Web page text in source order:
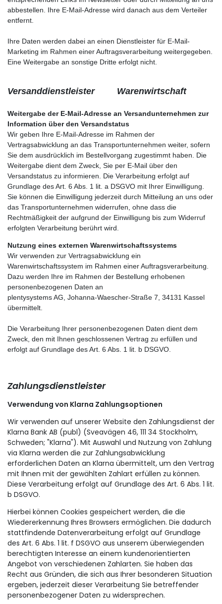
abbestellen. Ihre E-Mail-Adresse wird danach aus dem Verteiler
entfernt.
Ihre Daten werden dabei an einen Dienstleister für E-Mail-
Marketing im Rahmen einer Auftragsverarbeitung weitergegeben.
Eine Weitergabe an sonstige Dritte erfolgt nicht.
Versanddienstleister Warenwirtschaft
Weitergabe der E-Mail-Adresse an Versandunternehmen zur
Information über den Versandstatus
Wir geben Ihre E-Mail-Adresse im Rahmen der
Vertragsabwicklung an das Transportunternehmen weiter, sofern
Sie dem ausdrücklich im Bestellvorgang zugestimmt haben. Die
Weitergabe dient dem Zweck, Sie per E-Mail über den
Versandstatus zu informieren. Die Verarbeitung erfolgt auf
Grundlage des Art. 6 Abs. 1 lit. a DSGVO mit Ihrer Einwilligung.
Sie können die Einwilligung jederzeit durch Mitteilung an uns oder
das Transportunternehmen widerrufen, ohne dass die
Rechtmäßigkeit der aufgrund der Einwilligung bis zum Widerruf
erfolgten Verarbeitung berührt wird.
Nutzung eines externen Warenwirtschaftssystems
Wir verwenden zur Vertragsabwicklung ein
Warenwirtschaftssystem im Rahmen einer Auftragsverarbeitung.
Dazu werden Ihre im Rahmen der Bestellung erhobenen
personenbezogenen Daten an
plentysystems AG, Johanna-Waescher-Straße 7, 34131 Kassel
übermittelt.
Die Verarbeitung Ihrer personenbezogenen Daten dient dem
Zweck, den mit Ihnen geschlossenen Vertrag zu erfüllen und
erfolgt auf Grundlage des Art. 6 Abs. 1 lit. b DSGVO.
Zahlungsdienstleister
Verwendung von Klarna Zahlungsoptionen
Wir verwenden auf unserer Website den Zahlungsdienst der
Klarna Bank AB (publ) (Sveavägen 46, 111 34 Stockholm,
Schweden; "Klarna"). Mit Auswahl und Nutzung von Zahlung
via Klarna werden die zur Zahlungsabwicklung
erforderlichen Daten an Klarna übermittelt, um den Vertrag
mit Ihnen mit der gewählten Zahlart erfüllen zu können.
Diese Verarbeitung erfolgt auf Grundlage des Art. 6 Abs. 1 lit.
b DSGVO.
Hierbei können Cookies gespeichert werden, die die
Wiedererkennung Ihres Browsers ermöglichen. Die dadurch
stattfindende Datenverarbeitung erfolgt auf Grundlage
des Art. 6 Abs. 1 lit. f DSGVO aus unserem überwiegenden
berechtigten Interesse an einem kundenorientierten
Angebot von verschiedenen Zahlarten. Sie haben das
Recht aus Gründen, die sich aus Ihrer besonderen Situation
ergeben, jederzeit dieser Verarbeitung Sie betreffender
personenbezogener Daten zu widersprechen.